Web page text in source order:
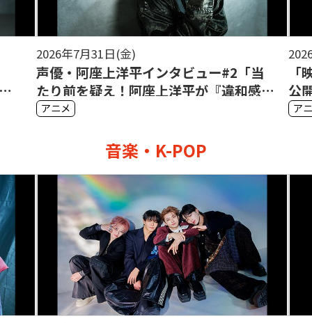
2026年7月31日(金)
声優・阿座上洋平インタビュー#2「当
たり前を疑え！阿座上洋平が『違和感』
を大切にする理由」
アニメ
公
け
ア
音楽・K-POP